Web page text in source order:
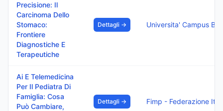
Precisione: Il
Carcinoma Dello
Stomaco:
Frontiere
Diagnostiche E
Terapeutiche
Dettagli →
Ai E Telemedicina
Per Il Pediatra Di
Famiglia: Cosa
Può Cambiare,
Dettagli →